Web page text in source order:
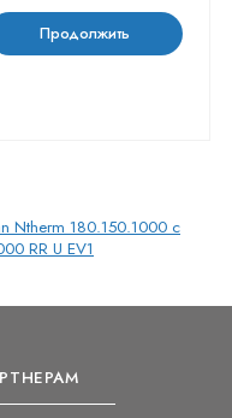
Продолжить
Ntherm 180.150.1000 с
RR U EV1